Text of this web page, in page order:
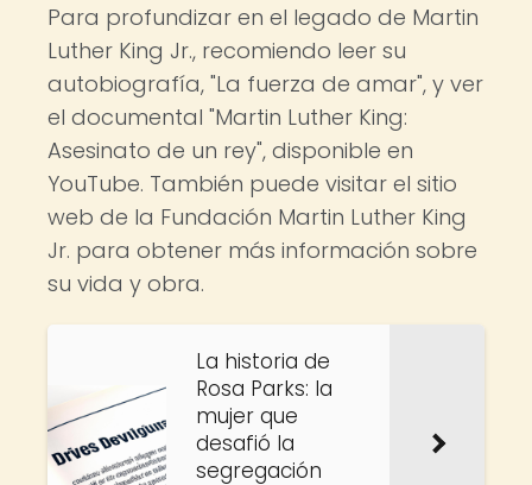
Para profundizar en el legado de Martin
Luther King Jr., recomiendo leer su
autobiografía, "La fuerza de amar", y ver
el documental "Martin Luther King:
Asesinato de un rey", disponible en
YouTube. También puede visitar el sitio
web de la Fundación Martin Luther King
Jr. para obtener más información sobre
su vida y obra.
La historia de
Rosa Parks: la
mujer que
desafió la
segregación